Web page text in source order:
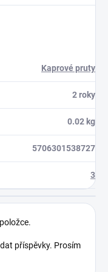
Kaprové pruty
2 roky
0.02 kg
5706301538727
3
příspěvky. Prosím